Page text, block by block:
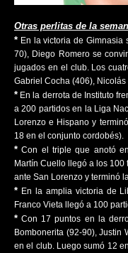
Otras perlitas de la
* En la victoria de Gimnasia
70), Diego Romero se
jugados en el club. Los
Gabriel Cocha (406),
* En la derrota de Instituto
a 200 partidos en la Liga
Lorenzo e Hispano y
18 en el conjunto cordobés).
* Con el triple que anotó
Martín Cuello llegó a los
ante San Lorenzo y terminó
* En la amplia victoria de
Franco Vieta llegó a 100
* Con 17 puntos en la
Bombonerita (92-90), Justin
en el club. Luego sumó 12